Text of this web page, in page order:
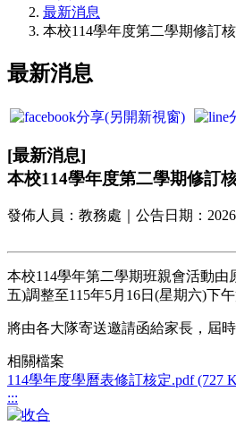
最新消息
本校114學年度第二學期修訂
最新消息
[最新消息]
本校114學年度第二學期修訂
發佈人員： 教務處 ｜公告日期：
本校114學年第二學期班親會活動由
五)調整至115年5月16日(星期六)下午
將由各大隊寄送邀請函給家長，屆
相關檔案
114學年度學曆表修訂核定.pdf (727
:::